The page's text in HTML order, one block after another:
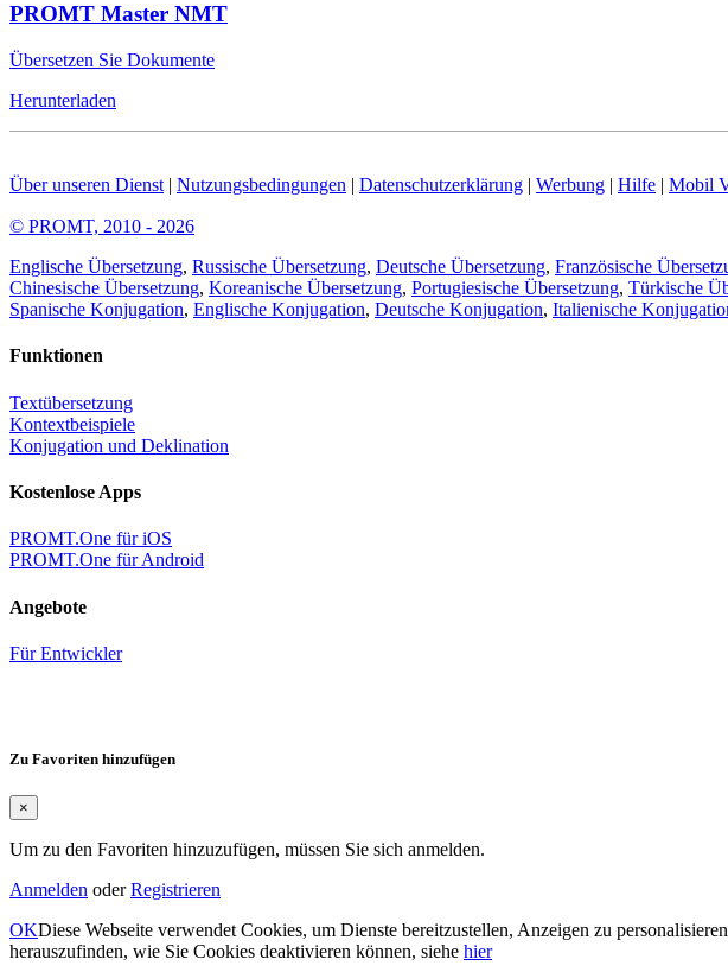
PROMT Master NMT
Übersetzen Sie Dokumente
Herunterladen
Über unseren Dienst | Nutzungsbedingungen | Datenschutzerklärung | Werbung | Hilfe | Mobil
© PROMT, 2010 - 2026
Englische Übersetzung, Russische Übersetzung, Deutsche Übersetzung, Französische
Chinesische Übersetzung, Koreanische Übersetzung, Portugiesische Übersetzung, Türkische
Spanische Konjugation, Englische Konjugation, Deutsche Konjugation, Italienische
Funktionen
Textübersetzung
Kontextbeispiele
Konjugation und Deklination
Kostenlose Apps
PROMT.One für iOS
PROMT.One für Android
Angebote
Für Entwickler
Zu Favoriten hinzufügen
×
Um zu den Favoriten hinzuzufügen, müssen Sie sich anmelden.
Anmelden oderRegistrieren
OKDiese Webseite verwendet Cookies, um Dienste bereitzustellen, Anzeigen zu
herauszufinden, wie Sie Cookies deaktivieren können, siehe hier